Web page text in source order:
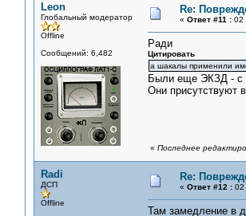
Leon
Глобальный модератор
Offline
Сообщений: 6,482
Re:
« Ответ #11 : 02
Ради
Цитировать
а шакалы применили
Были еще ЭКЗД - с
Они присутствуют
« Последнее
Radi
ДСП
Offline
Re:
« Ответ #12 : 02
Там замедление в